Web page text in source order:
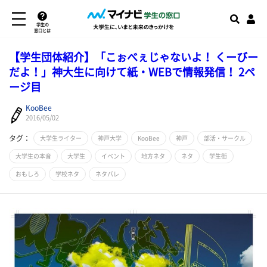
学生の
窓口とは
【学生団体紹介】「こぉべぇじゃないよ！ くーびー
だよ！」神大生に向けて紙・WEBで情報発信！ 2ペ
ージ目
KooBee
2016/05/02
タグ： 大学生ライター 神戸大学 KooBee 神戸 部活・サークル
大学生の本音 大学生 イベント 地方ネタ ネタ 学生街
おもしろ 学校ネタ ネタバレ